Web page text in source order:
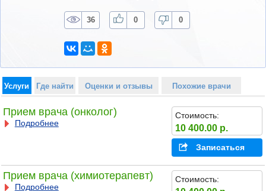
36 0 0
Услуги Где найти Оценки и отзывы Похожие врачи
Прием врача (онколог)
Подробнее
Стоимость:
10 400.00 р.
Записаться
Прием врача (химиотерапевт)
Подробнее
Стоимость: